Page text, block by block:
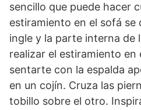
sencillo que puede hacer
estiramiento en el sofá se
ingle y la parte interna de
realizar el estiramiento en
sentarte con la espalda
en un cojín. Cruza las
tobillo sobre el otro.